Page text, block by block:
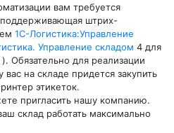
вам требуется
штрих-
1С-Логистика:Управление
Управление складом 4 для
Обязательно для реализации
на складе придется закупить
этикеток.
пригласить нашу компанию.
склад работать максимально